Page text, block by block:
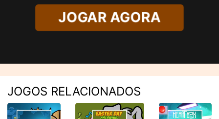
JOGAR AGORA
JOGOS RELACIONADOS